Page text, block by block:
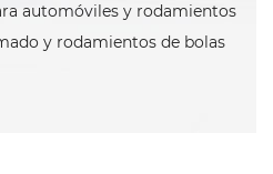
automóviles y rodamientos
y rodamientos de bolas